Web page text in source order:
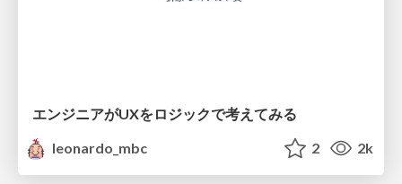
エンジニアがUXをロジックで考えてみる
leonardo_mbc
2 2k